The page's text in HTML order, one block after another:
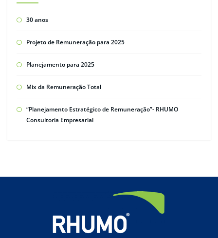
30 anos
Projeto de Remuneração para 2025
Planejamento para 2025
Mix da Remuneração Total
“Planejamento Estratégico de Remuneração”- RHUMO
Consultoria Empresarial